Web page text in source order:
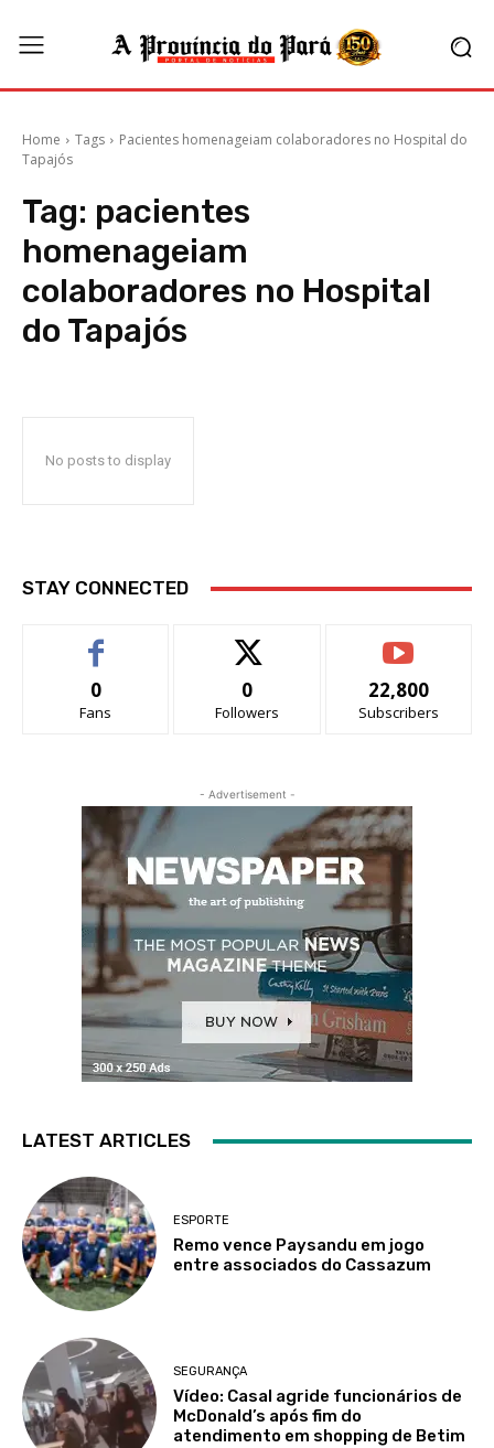
Home Tags
Pacientes homenageiam colaboradores no Hospital do
Tapajós
Tag: pacientes
homenageiam
colaboradores no Hospital
do Tapajós
No posts to display
STAY CONNECTED
0
Fans
0
Followers
22,800
Subscribers
- Advertisement -
LATEST ARTICLES
ESPORTE
Remo vence Paysandu em jogo
entre associados do Cassazum
SEGURANÇA
Vídeo: Casal agride funcionários de
McDonald’s após fim do
atendimento em shopping de Betim